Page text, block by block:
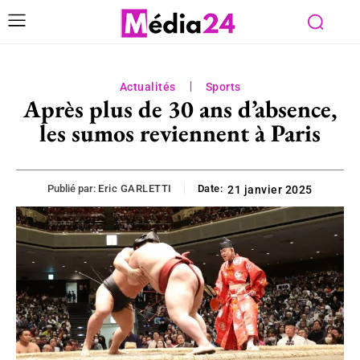
Actualités Sports
Après plus de 30 ans d’absence,
les sumos reviennent à Paris
Publié par: Eric GARLETTI Date: 21 janvier 2025